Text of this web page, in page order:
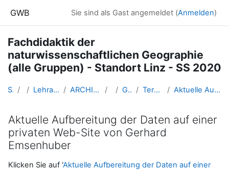
GWB Sie sind als Gast angemeldet (Anmelden)
Fachdidaktik der
naturwissenschaftlichen Geographie
(alle Gruppen) - Standort Linz - SS 2020
Startseite Kurse Lehramtsausbildung GW im Cluster Österreich Mitte ARCHIV - Lehrveranstaltungen am Standort Linz - seit 2016 SS_2020
GW_FDnawiGeo_2020ss Termin 05: 2. April 2020 - E-Learningphase Aktuelle Aufbereitung der Daten auf einer privaten Web-Site von Gerhard Emsenhuber
Aktuelle Aufbereitung der Daten auf einer
privaten Web-Site von Gerhard
Emsenhuber
Abschlussbedingungen
Klicken Sie auf 'Aktuelle Aufbereitung der Daten auf einer